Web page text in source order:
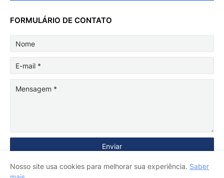
FORMULÁRIO DE CONTATO
Nosso site usa cookies para melhorar sua experiência. Saber